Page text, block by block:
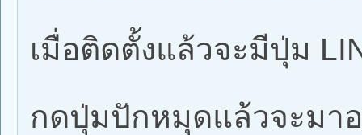
เมื่อติดตั้งแล้วจะมีปุ่ม
กดปุ่มปักหมุดแล้วจะมา